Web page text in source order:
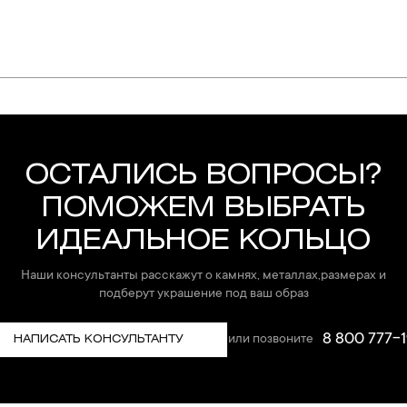
появление темного налета, а золотые украшения от
мешочках. Так будет меньше шансов повредить
беречь от воздействия влаги, необходимо
ОСТАЛИСЬ ВОПРОСЫ?
ПОМОЖЕМ ВЫБРАТЬ
ИДЕАЛЬНОЕ КОЛЬЦО
Наши консультанты расскажут о камнях, металлах,размерах и
подберут украшение под ваш образ
НАПИСАТЬ КОНСУЛЬТАНТУ или позвоните 8 800 777-